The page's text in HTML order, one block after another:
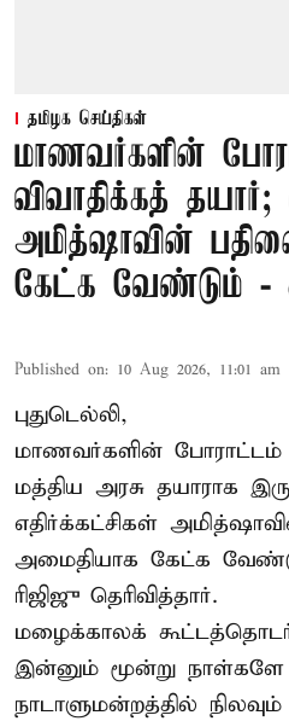
தமிழக செய்திகள்
மாணவர்களின்
விவாதிக்கத் தயார்;
அமித்ஷாவின்
கேட்க வேண்டும் -
Published on: 10 Aug 2026, 11:01 am
புதுடெல்லி,
மாணவர்களின் போராட்டம்
மத்திய அரசு தயாராக
எதிர்க்கட்சிகள்
அமைதியாக கேட்க
ரிஜிஜு தெரிவித்தார்.
மழைக்காலக்
இன்னும் மூன்று
நாடாளுமன்றத்தில்